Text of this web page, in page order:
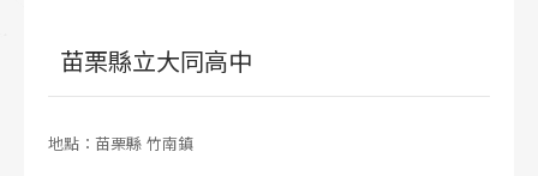
苗栗縣立大同高中
地點：苗栗縣 竹南鎮